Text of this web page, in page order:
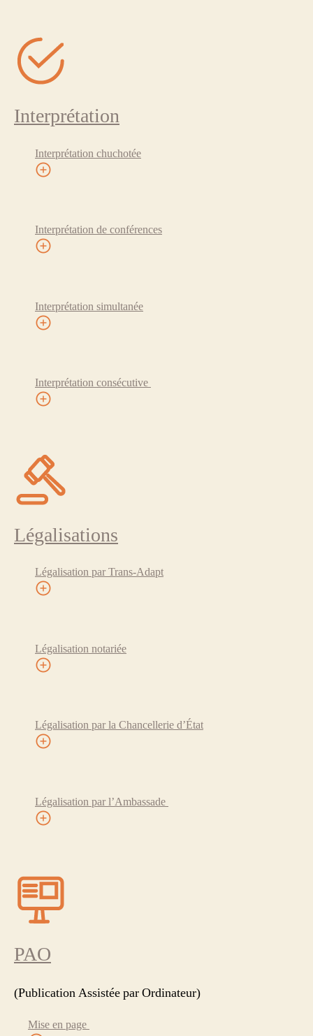
Interprétation
Interprétation chuchotée
Interprétation de conférences
Interprétation simultanée
Interprétation consécutive
Légalisations
Légalisation par Trans-Adapt
Légalisation notariée
Légalisation par la Chancellerie d’État
Légalisation par l’Ambassade
PAO
(Publication Assistée par Ordinateur)
Mise en page